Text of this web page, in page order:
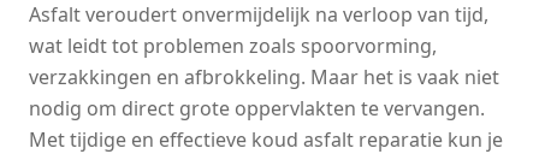
Asfalt veroudert onvermijdelijk na verloop van tijd,
wat leidt tot problemen zoals spoorvorming,
verzakkingen en afbrokkeling. Maar het is vaak niet
nodig om direct grote oppervlakten te vervangen.
Met tijdige en effectieve koud asfalt reparatie kun je